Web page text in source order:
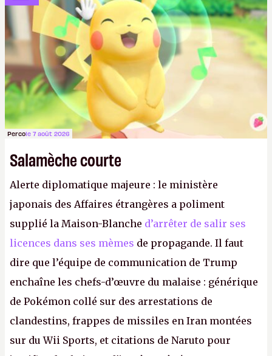
anciens. Il leur faudrait une bonne guerre des
consoles à ces petits cons !
Percole 7 août 2026
Salamèche courte
Alerte diplomatique majeure : le ministère
japonais des Affaires étrangères a poliment
supplié la Maison-Blanche d’arrêter de salir ses
licences dans ses mèmes de propagande. Il faut
dire que l’équipe de communication de Trump
enchaîne les chefs-d’œuvre du malaise : générique
de Pokémon collé sur des arrestations de
clandestins, frappes de missiles en Iran montées
sur du Wii Sports, et citations de Naruto pour